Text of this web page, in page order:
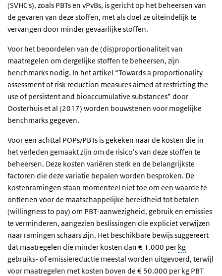
(SVHC's), zoals PBTs en vPvBs, is gericht op het beheersen van
de gevaren van deze stoffen, met als doel ze uiteindelijk te
vervangen door minder gevaarlijke stoffen.
Voor het beoordelen van de (dis)proportionaliteit van
maatregelen om dergelijke stoffen te beheersen, zijn
benchmarks nodig. In het artikel “Towards a proportionality
assessment of risk reduction measures aimed at restricting the
use of persistent and bioaccumulative substances” door
Oosterhuis et al (2017) worden bouwstenen voor mogelijke
benchmarks gegeven.
Voor een achttal POPs/PBTs is gekeken naar de kosten die in
het verleden gemaakt zijn om de risico’s van deze stoffen te
beheersen. Deze kosten variëren sterk en de belangrijkste
factoren die deze variatie bepalen worden besproken. De
kostenramingen staan momenteel niet toe om een waarde te
ontlenen voor de maatschappelijke bereidheid tot betalen
(willingness to pay) om PBT-aanwezigheid, gebruik en emissies
te verminderen, aangezien beslissingen die expliciet verwijzen
naar ramingen schaars zijn. Het beschikbare bewijs suggereert
dat maatregelen die minder kosten dan € 1.000 per kg
gebruiks- of emissiereductie meestal worden uitgevoerd, terwijl
voor maatregelen met kosten boven de € 50.000 per kg PBT